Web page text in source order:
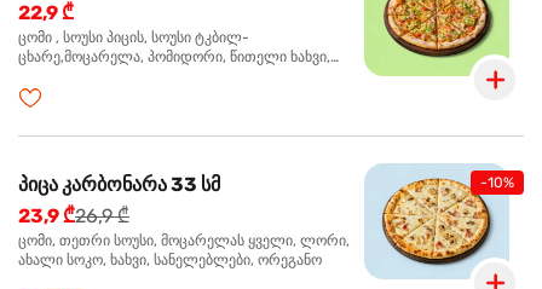
22,9 ₾
ცომი , სოუსი პიცის, სოუსი ტკბილ-
ცხარე,მოცარელა, პომიდორი, წითელი ხახვი,
სეზამის მარცვლის ნაზავი, ქინძი, ორეგანო
-10%
პიცა კარბონარა 33 სმ
23,9 ₾26,9 ₾
ცომი, თეთრი სოუსი, მოცარელას ყველი, ლორი,
ახალი სოკო, ხახვი, სანელებლები, ორეგანო